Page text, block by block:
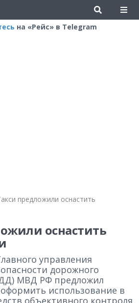
на «Рейс» в Telegram
предложили оснастить
оснастить
управления
дорожного
МВД РФ предложил
использование в
объективного контроля